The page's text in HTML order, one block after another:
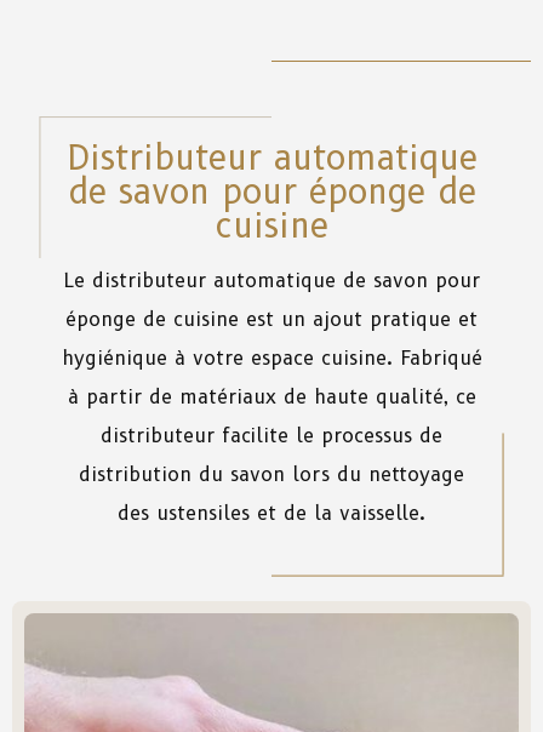
Distributeur automatique
de savon pour éponge de
cuisine
Le distributeur automatique de savon pour
éponge de cuisine est un ajout pratique et
hygiénique à votre espace cuisine. Fabriqué
à partir de matériaux de haute qualité, ce
distributeur facilite le processus de
distribution du savon lors du nettoyage
des ustensiles et de la vaisselle.